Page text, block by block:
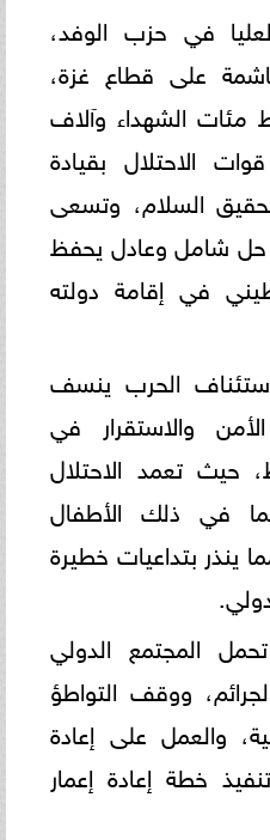
في حزب الوفد،
على قطاع غزة،
الشهداء وآلاف
الاحتلال بقيادة
السلام، وتسعى
حل شامل وعادل يحفظ
في إقامة دولته
الحرب ينسف
والاستقرار في
حيث تعمد الاحتلال
في ذلك الأطفال
ينذر بتداعيات خطيرة
المجتمع الدولي
ووقف التواطؤ
والعمل على إعادة
خطة إعادة إعمار